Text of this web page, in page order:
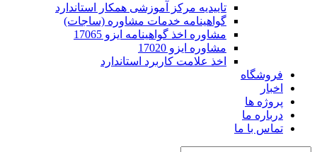
تاییدیه مرکز آموزشی همکار استاندارد
گواهینامه خدمات مشاوره (ساجات)
مشاوره اخذ گواهینامه ایزو 17065
مشاوره ایزو 17020
اخذ علامت کاربرد استاندارد
فروشگاه
اخبار
پروژه ها
درباره ما
تماس با ما